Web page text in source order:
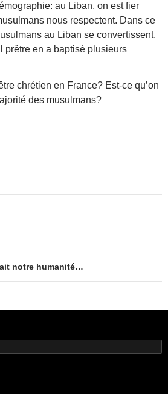
au Liban, on est fier
nous respectent. Dans ce
au Liban se convertissent.
prêtre en a baptisé plusieurs
chrétien en France? Est-ce qu’on
des musulmans?
notre humanité…